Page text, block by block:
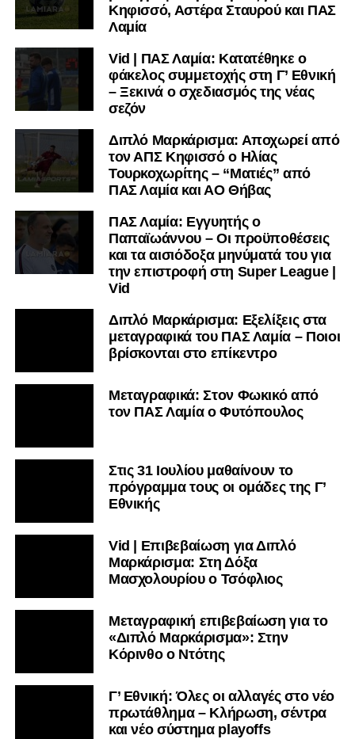
Κηφισσό, Αστέρα Σταυρού και ΠΑΣ
Λαμία
Vid | ΠΑΣ Λαμία: Κατατέθηκε ο
φάκελος συμμετοχής στη Γ’ Εθνική
– Ξεκινά ο σχεδιασμός της νέας
σεζόν
Διπλό Μαρκάρισμα: Αποχωρεί από
τον ΑΠΣ Κηφισσό ο Ηλίας
Τουρκοχωρίτης – “Ματιές” από
ΠΑΣ Λαμία και ΑΟ Θήβας
ΠΑΣ Λαμία: Εγγυητής ο
Παπαϊωάννου – Οι προϋποθέσεις
και τα αισιόδοξα μηνύματά του για
την επιστροφή στη Super League |
Vid
Διπλό Μαρκάρισμα: Εξελίξεις στα
μεταγραφικά του ΠΑΣ Λαμία – Ποιοι
βρίσκονται στο επίκεντρο
Μεταγραφικά: Στον Φωκικό από
τον ΠΑΣ Λαμία ο Φυτόπουλος
Στις 31 Ιουλίου μαθαίνουν το
πρόγραμμα τους οι ομάδες της Γ’
Εθνικής
Vid | Επιβεβαίωση για Διπλό
Μαρκάρισμα: Στη Δόξα
Μασχολουρίου ο Τσόφλιος
Μεταγραφική επιβεβαίωση για το
«Διπλό Μαρκάρισμα»: Στην
Κόρινθο ο Ντότης
Γ’ Εθνική: Όλες οι αλλαγές στο νέο
πρωτάθλημα – Κλήρωση, σέντρα
και νέο σύστημα playoffs